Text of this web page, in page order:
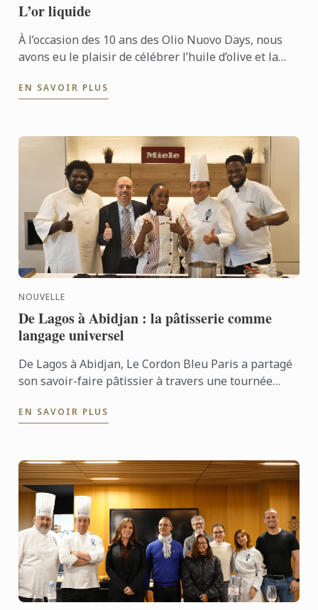
L’or liquide
À l’occasion des 10 ans des Olio Nuovo Days, nous
avons eu le plaisir de célébrer l’huile d’olive et la
...
EN SAVOIR PLUS
NOUVELLE
De Lagos à Abidjan : la pâtisserie comme
langage universel
De Lagos à Abidjan, Le Cordon Bleu Paris a partagé
son savoir-faire pâtissier à travers une tournée
et des ...
EN SAVOIR PLUS